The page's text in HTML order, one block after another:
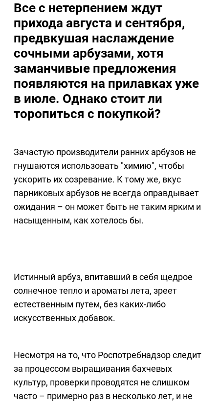
Все с нетерпением ждут
прихода августа и сентября,
предвкушая наслаждение
сочными арбузами, хотя
заманчивые предложения
появляются на прилавках уже
в июле. Однако стоит ли
торопиться с покупкой?
Зачастую производители ранних арбузов не
гнушаются использовать "химию", чтобы
ускорить их созревание. К тому же, вкус
парниковых арбузов не всегда оправдывает
ожидания – он может быть не таким ярким и
насыщенным, как хотелось бы.
Истинный арбуз, впитавший в себя щедрое
солнечное тепло и ароматы лета, зреет
естественным путем, без каких-либо
искусственных добавок.
Несмотря на то, что Роспотребнадзор следит
за процессом выращивания бахчевых
культур, проверки проводятся не слишком
часто – примерно раз в несколько лет, и не